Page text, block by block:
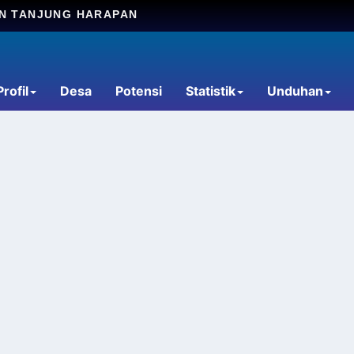
TANJUNG HARAPAN
Desa Potensi Statistik Unduhan